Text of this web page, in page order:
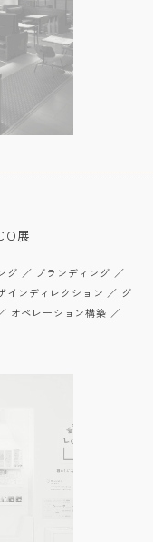
展
グ ／ ブランディング ／
インディレクション ／ グ
オペレーション構築 ／